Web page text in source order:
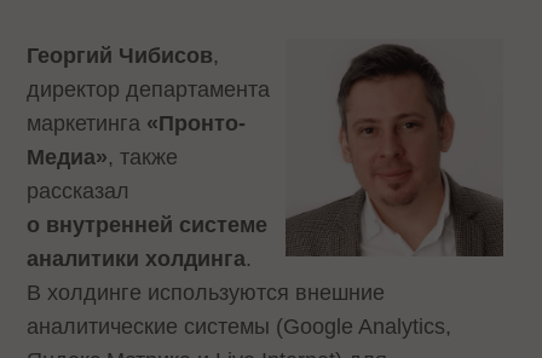
Георгий Чибисов,
директор департамента
маркетинга «Пронто-
Медиа», также
рассказал
о внутренней системе
аналитики холдинга.
В холдинге используются внешние
аналитические системы (Google Analytics,